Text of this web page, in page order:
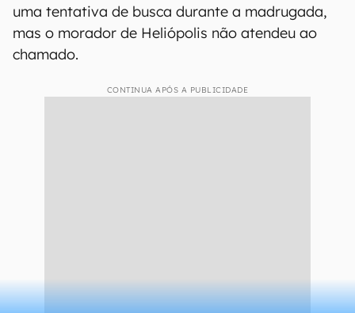
uma tentativa de busca durante a madrugada,
mas o morador de Heliópolis não atendeu ao
chamado.
CONTINUA APÓS A PUBLICIDADE